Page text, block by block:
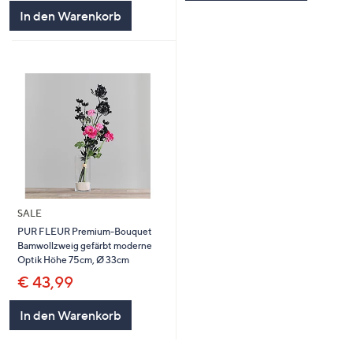
In den Warenkorb
SALE
PUR FLEUR Premium-Bouquet
Bamwollzweig gefärbt moderne
Optik Höhe 75cm, Ø 33cm
€ 43,99
In den Warenkorb